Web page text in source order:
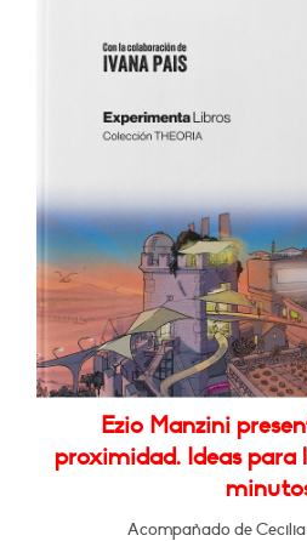
Ezio Manzini
proximidad. Ideas para
Acompañado de